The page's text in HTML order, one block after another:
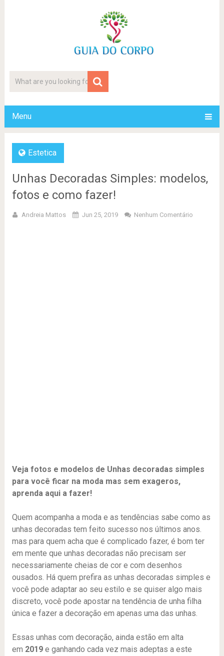
Menu
Estetica
Unhas Decoradas Simples: modelos,
fotos e como fazer!
Andreia Mattos Jun 25, 2019 Nenhum Comentário
Veja fotos e modelos de Unhas decoradas simples
para você ficar na moda mas sem exageros,
aprenda aqui a fazer!
Quem acompanha a moda e as tendências sabe como as
unhas decoradas tem feito sucesso nos últimos anos.
mas para quem acha que é complicado fazer, é bom ter
em mente que unhas decoradas não precisam ser
necessariamente cheias de cor e com desenhos
ousados. Há quem prefira as unhas decoradas simples e
você pode adaptar ao seu estilo e se quiser algo mais
discreto, você pode apostar na tendência de unha filha
única e fazer a decoração em apenas uma das unhas.
Essas unhas com decoração, ainda estão em alta
em 2019e ganhando cada vez mais adeptas a este